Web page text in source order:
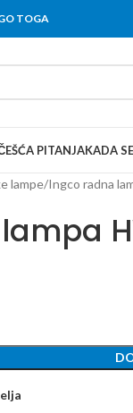
TOGA
PITANJAKADA
lampe Ingco radna